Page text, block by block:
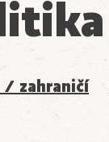
zahraničí